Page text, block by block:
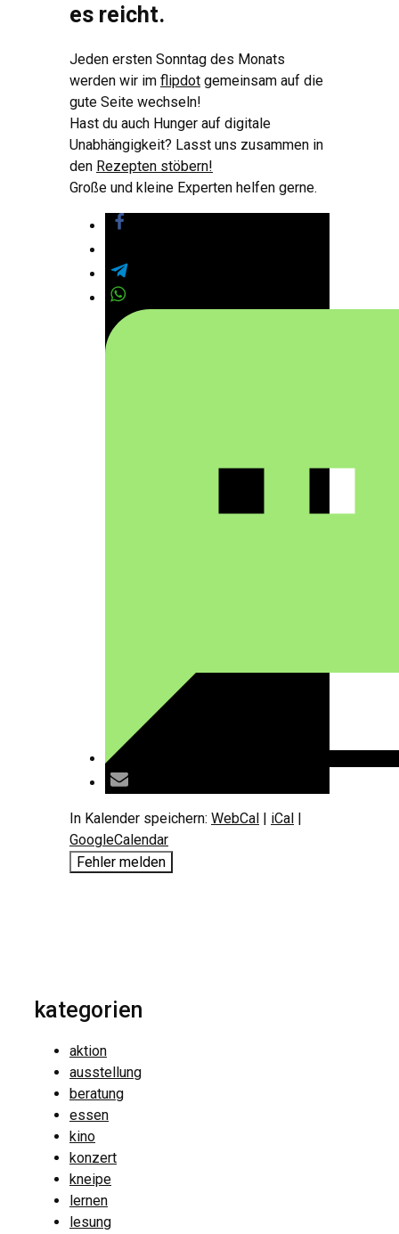
es reicht.
Jeden ersten Sonntag des Monats
werden wir im flipdot gemeinsam auf die
gute Seite wechseln!
Hast du auch Hunger auf digitale
Unabhängigkeit? Lasst uns zusammen in
den Rezepten stöbern!
Große und kleine Experten helfen gerne.
In Kalender speichern: WebCal iCal
GoogleCalendar
Fehler melden
kategorien
aktion
ausstellung
beratung
essen
kino
konzert
kneipe
lernen
lesung